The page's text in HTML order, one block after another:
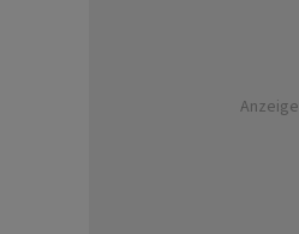
Anzeige